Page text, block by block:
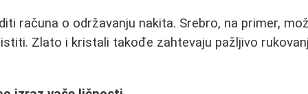
računa o održavanju nakita. Srebro, na primer,
Zlato i kristali takođe zahtevaju pažljivo